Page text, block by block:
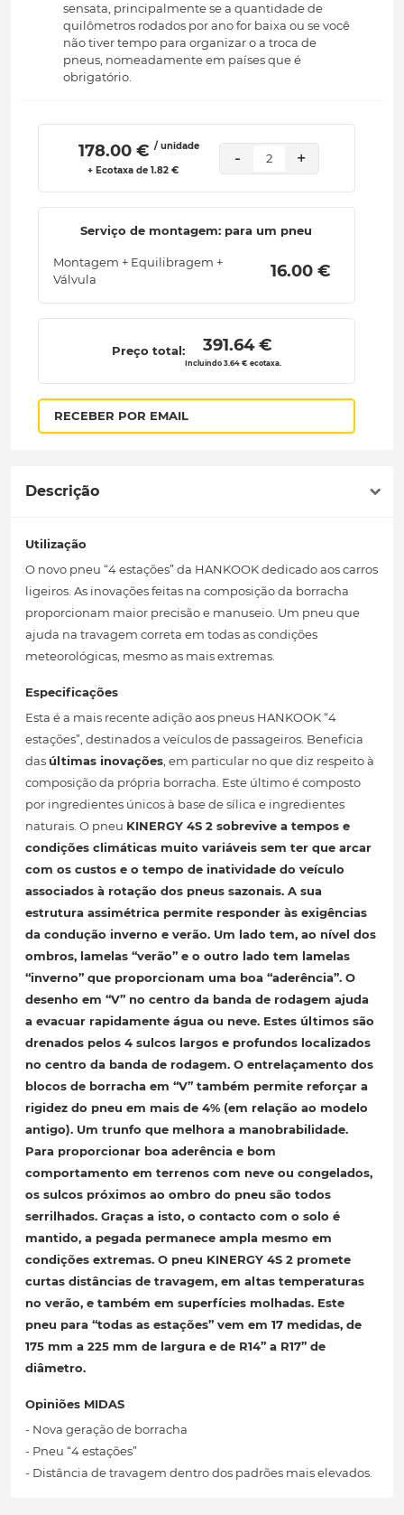
sensata, principalmente se a quantidade de
quilômetros rodados por ano for baixa ou se você
não tiver tempo para organizar o a troca de
pneus, nomeadamente em países que é
obrigatório.
178.00 € / unidade
+ Ecotaxa de 1.82 €
- 2 +
Serviço de montagem: para um pneu
Montagem + Equilibragem +
Válvula
16.00 €
Preço total: 391.64 €
Incluindo 3.64 € ecotaxa.
RECEBER POR EMAIL
Descrição
Utilização
O novo pneu “4 estações” da HANKOOK dedicado aos carros
ligeiros. As inovações feitas na composição da borracha
proporcionam maior precisão e manuseio. Um pneu que
ajuda na travagem correta em todas as condições
meteorológicas, mesmo as mais extremas.
Especificações
Esta é a mais recente adição aos pneus HANKOOK “4
estações”, destinados a veículos de passageiros. Beneficia
das últimas inovações, em particular no que diz respeito à
composição da própria borracha. Este último é composto
por ingredientes únicos à base de sílica e ingredientes
naturais. O pneu KINERGY 4S 2 sobrevive a tempos e
condições climáticas muito variáveis ​​sem ter que arcar
com os custos e o tempo de inatividade do veículo
associados à rotação dos pneus sazonais. A sua
estrutura assimétrica permite responder às exigências
da condução inverno e verão. Um lado tem, ao nível dos
ombros, lamelas “verão” e o outro lado tem lamelas
“inverno” que proporcionam uma boa “aderência”. O
desenho em “V” no centro da banda de rodagem ajuda
a evacuar rapidamente água ou neve. Estes últimos são
drenados pelos 4 sulcos largos e profundos localizados
no centro da banda de rodagem. O entrelaçamento dos
blocos de borracha em “V” também permite reforçar a
rigidez do pneu em mais de 4% (em relação ao modelo
antigo). Um trunfo que melhora a manobrabilidade.
Para proporcionar boa aderência e bom
comportamento em terrenos com neve ou congelados,
os sulcos próximos ao ombro do pneu são todos
serrilhados. Graças a isto, o contacto com o solo é
mantido, a pegada permanece ampla mesmo em
condições extremas. O pneu KINERGY 4S 2 promete
curtas distâncias de travagem, em altas temperaturas
no verão, e também em superfícies molhadas. Este
pneu para “todas as estações” vem em 17 medidas, de
175 mm a 225 mm de largura e de R14” a R17” de
diâmetro.
Opiniões MIDAS
- Nova geração de borracha
- Pneu “4 estações”
- Distância de travagem dentro dos padrões mais elevados.